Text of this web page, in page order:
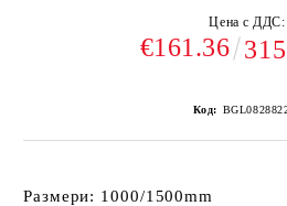
Цена с ДДС:
€161.36
Код:
Размери: 1000/1500mm